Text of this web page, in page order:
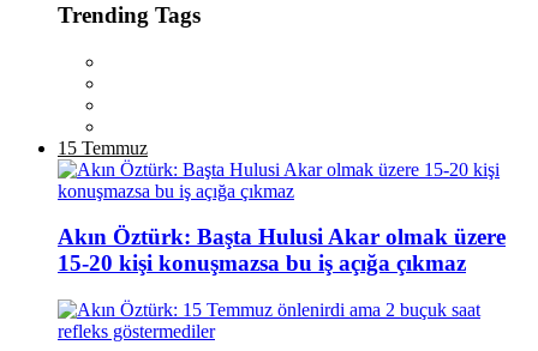
Trending Tags
15 Temmuz
Akın Öztürk: Başta Hulusi Akar olmak üzere
15-20 kişi konuşmazsa bu iş açığa çıkmaz